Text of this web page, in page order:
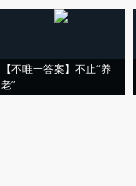
【不唯一答案】不止“养
老”